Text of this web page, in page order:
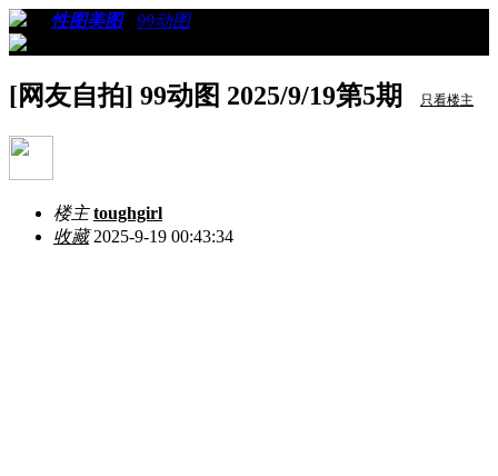
性图美图 99动图
[网友自拍] 99动图 2025/9/19第5期 只看楼主
楼主 toughgirl
收藏2025-9-19 00:43:34